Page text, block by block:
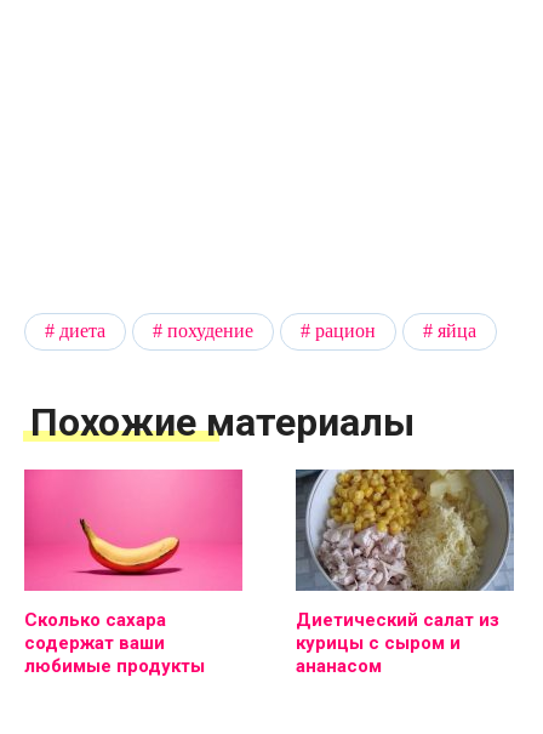
диета похудение рацион яйца
Похожие материалы
Сколько сахара
содержат ваши
любимые продукты
Диетический салат из
курицы с сыром и
ананасом